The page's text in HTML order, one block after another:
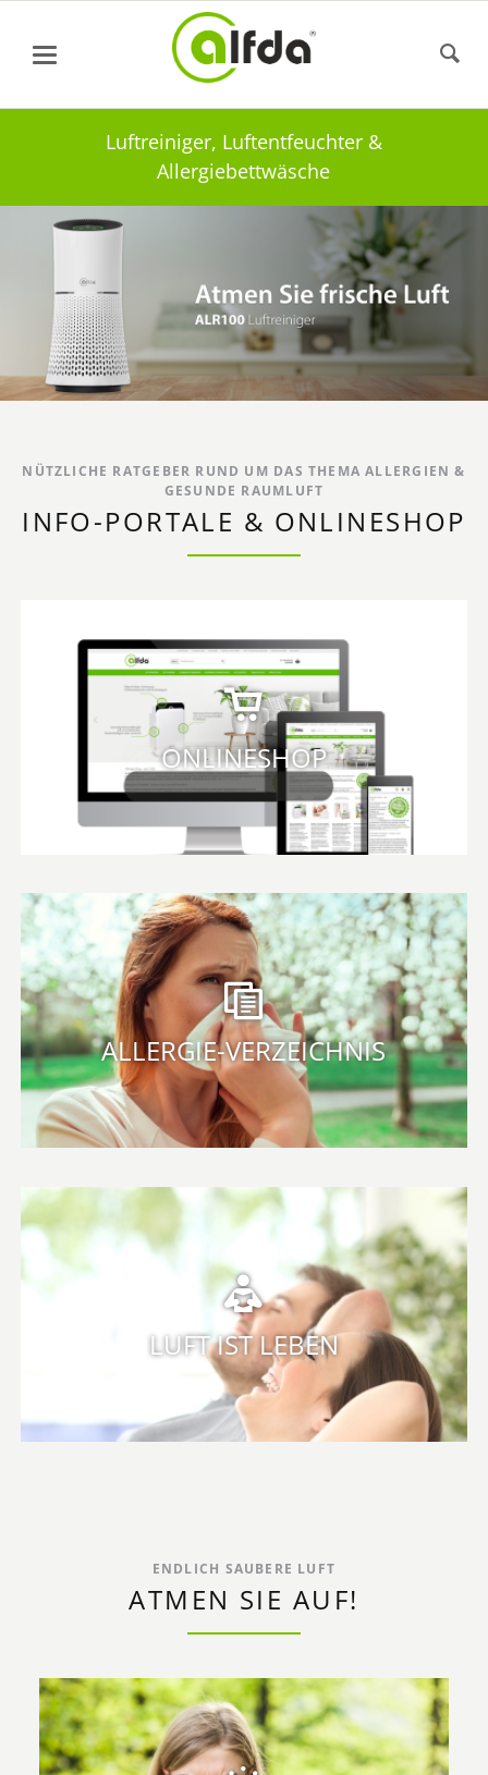
Luftreiniger, Luftentfeuchter &
Allergiebettwäsche
NÜTZLICHE RATGEBER RUND UM DAS THEMA ALLERGIEN &
GESUNDE RAUMLUFT
INFO-PORTALE & ONLINESHOP
ENDLICH SAUBERE LUFT
ATMEN SIE AUF!